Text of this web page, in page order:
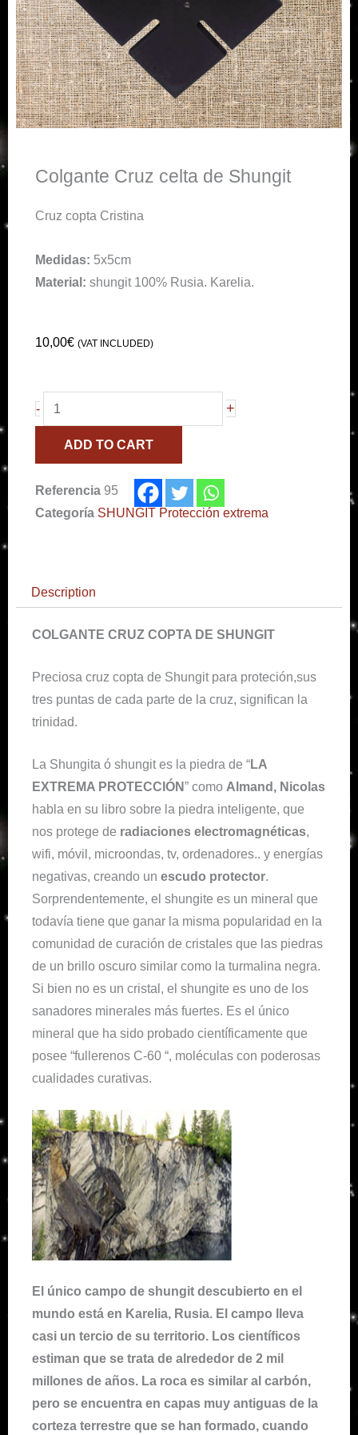
Colgante Cruz celta de Shungit
Cruz copta Cristina
Medidas: 5x5cm
Material: shungit 100% Rusia. Karelia.
10,00€ (VAT INCLUDED)
-
Colgante
Cruz
celta
Shungit
quantity
+
ADD TO CART
Referencia 95
Categoría SHUNGIT Protección extrema
Description
COLGANTE CRUZ COPTA DE SHUNGIT
Preciosa cruz copta de Shungit para proteción,sus
tres puntas de cada parte de la cruz, significan la
trinidad.
La Shungita ó shungit es la piedra de “LA
EXTREMA PROTECCIÓN” como Almand, Nicolas
habla en su libro sobre la piedra inteligente, que
nos protege de radiaciones electromagnéticas,
wifi, móvil, microondas, tv, ordenadores.. y energías
negativas, creando un escudo protector.
Sorprendentemente, el shungite es un mineral que
todavía tiene que ganar la misma popularidad en la
comunidad de curación de cristales que las piedras
de un brillo oscuro similar como la turmalina negra.
Si bien no es un cristal, el shungite es uno de los
sanadores minerales más fuertes. Es el único
mineral que ha sido probado científicamente que
posee “fullerenos C-60 “, moléculas con poderosas
cualidades curativas.
El único campo de shungit descubierto en el
mundo está en Karelia, Rusia. El campo lleva
casi un tercio de su territorio. Los científicos
estiman que se trata de alrededor de 2 mil
millones de años. La roca es similar al carbón,
pero se encuentra en capas muy antiguas de la
corteza terrestre que se han formado, cuando